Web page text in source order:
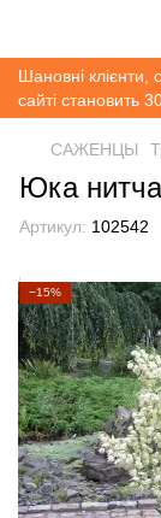
Шановні
сайті становить
САЖЕНЦЫ
Юка
Артикул: 102542
−15%